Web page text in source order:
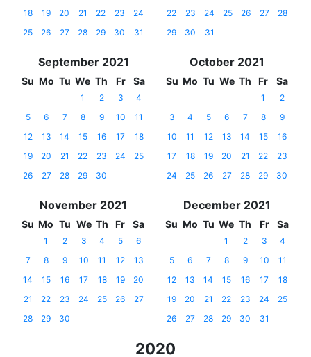
18
19 20 21 22 23
24
25
26 27 28 29 30 31
22
23 24 25 26 27
28
29
30 31
September 2021
Su Mo Tu We Th Fr Sa
1 2 3
4
5
6 7 8 9 10
11
12
13 14 15 16 17
18
19
20 21 22 23 24
25
26
27 28 29 30
October 2021
Su Mo Tu We Th Fr Sa
1
2
3
4 5 6 7 8
9
10
11 12 13 14 15
16
17
18 19 20 21 22
23
24
25 26 27 28 29 30
November 2021
Su Mo Tu We Th Fr Sa
1 2 3 4 5
6
7
8 9 10 11 12
13
14
15 16 17 18 19
20
21
22 23 24 25 26
27
28
29 30
December 2021
Su Mo Tu We Th Fr Sa
1 2 3
4
5
6 7 8 9 10
11
12
13 14 15 16 17
18
19
20 21 22 23 24
25
26
27 28 29 30 31
2020